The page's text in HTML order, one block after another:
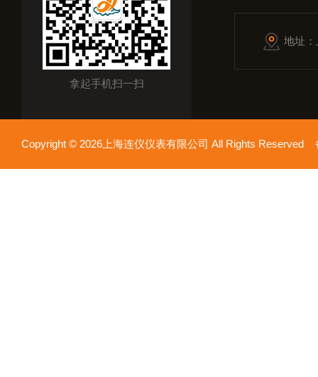
拿起手机扫一扫
地址
Copyright © 2026上海连仪仪表有限公司 All Rights Reserved